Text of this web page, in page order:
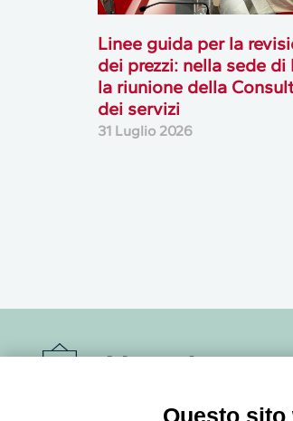
Linee guida per la
dei prezzi: nella sede di
la riunione della
dei servizi
31 Luglio 2026
Newsletter
Questo